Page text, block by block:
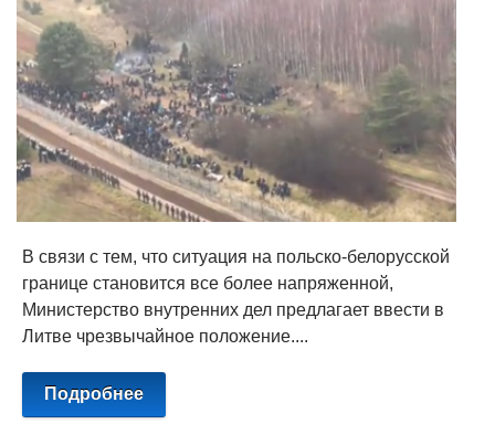
В связи с тем, что ситуация на польско-белорусской
границе становится все более напряженной,
Министерство внутренних дел предлагает ввести в
Литве чрезвычайное положение....
Подробнее